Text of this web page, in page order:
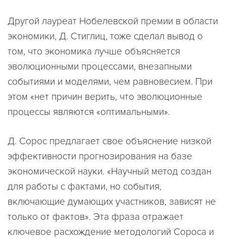
Другой лауреат Нобелевской премии в области
экономики, Д. Стиглиц, тоже сделал вывод о
том, что экономика лучше объясняется
эволюционными процессами, внезапными
событиями и моделями, чем равновесием. При
этом «нет причин верить, что эволюционные
процессы являются «оптимальными».
Д. Сорос предлагает свое объяснение низкой
эффективности прогнозирования на базе
экономической науки. «Научный метод создан
для работы с фактами, но события,
включающие думающих участников, зависят не
только от фактов». Эта фраза отражает
ключевое расхождение методологий Сороса и